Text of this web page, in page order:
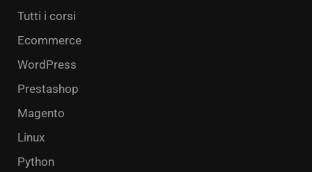
Tutti i corsi
Ecommerce
WordPress
Prestashop
Magento
Linux
Python